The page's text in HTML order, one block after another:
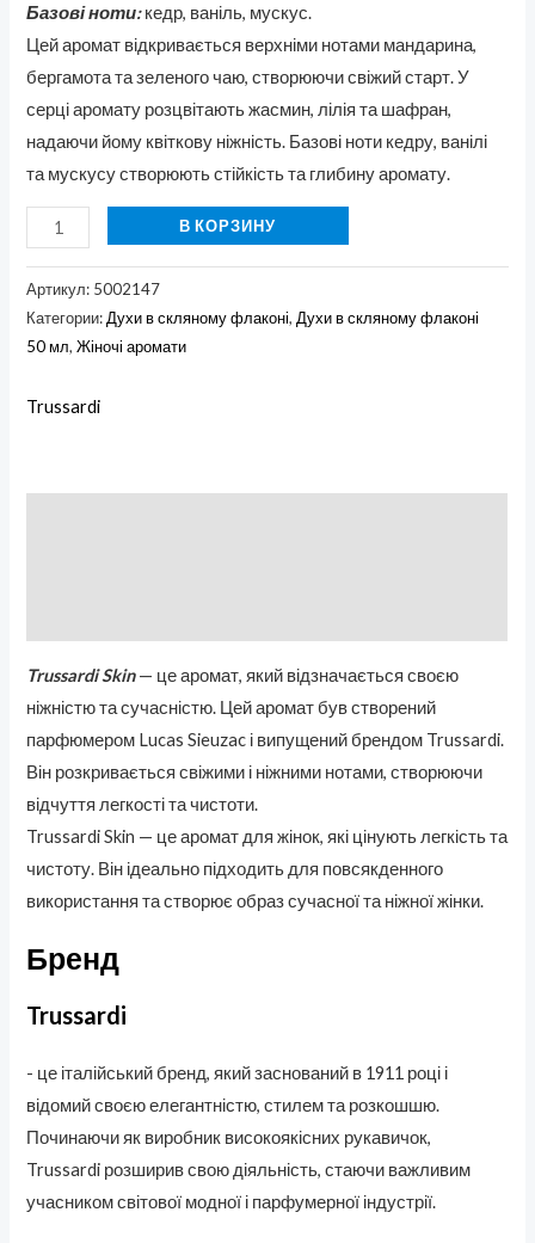
Базові ноти: кедр, ваніль, мускус.
Цей аромат відкривається верхніми нотами мандарина,
бергамота та зеленого чаю, створюючи свіжий старт. У
серці аромату розцвітають жасмин, лілія та шафран,
надаючи йому квіткову ніжність. Базові ноти кедру, ванілі
та мускусу створюють стійкість та глибину аромату.
В КОРЗИНУ
Артикул: 5002147
Категории:Духи в скляному флаконі,Духи в скляному флаконі
50 мл,Жіночі аромати
Trussardi
Trussardi Skin— це аромат, який відзначається своєю
ніжністю та сучасністю. Цей аромат був створений
парфюмером Lucas Sieuzac і випущений брендом Trussardi.
Він розкривається свіжими і ніжними нотами, створюючи
відчуття легкості та чистоти.
Trussardi Skin — це аромат для жінок, які цінують легкість та
чистоту. Він ідеально підходить для повсякденного
використання та створює образ сучасної та ніжної жінки.
Бренд
Trussardi
- це італійський бренд, який заснований в 1911 році і
відомий своєю елегантністю, стилем та розкошшю.
Починаючи як виробник високоякісних рукавичок,
Trussardi розширив свою діяльність, стаючи важливим
учасником світової модної і парфумерної індустрії.